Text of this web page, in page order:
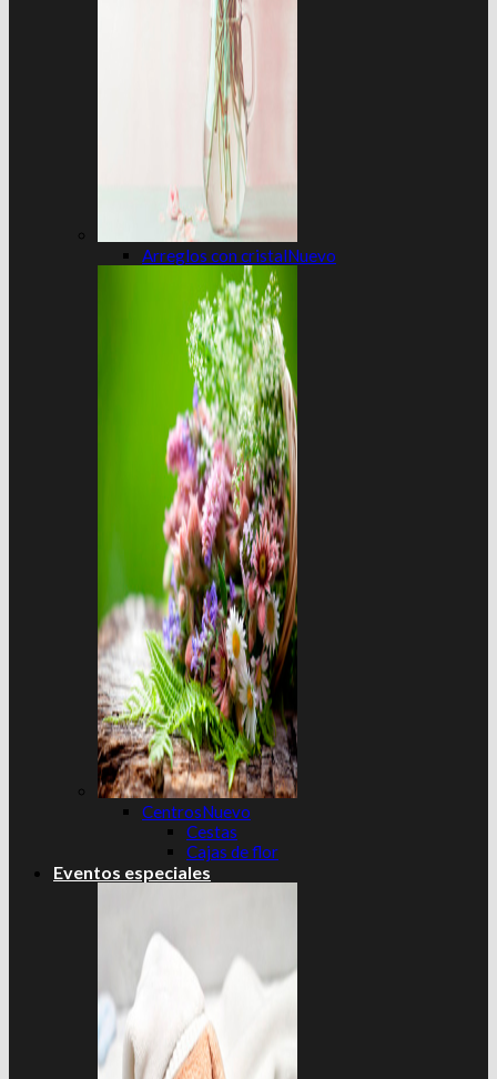
Arreglos con cristal
Centros
Cestas
Cajas de flor
Eventos especiales